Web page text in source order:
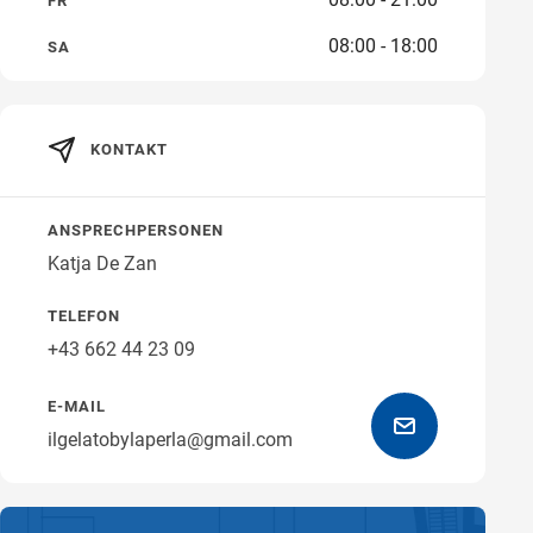
SA 08:00 - 18:00
KONTAKT
ANSPRECHPERSONEN
Katja De Zan
TELEFON
+43 662 44 23 09
E-MAIL
ilgelatobylaperla@gmail.com